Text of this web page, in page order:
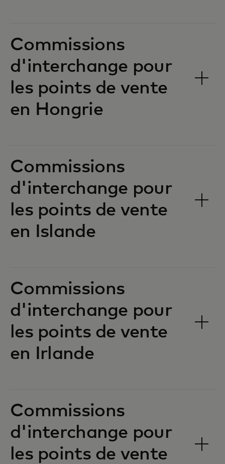
Commissions
d'interchange pour
les points de vente
en Hongrie‎‎
Commissions
d'interchange pour
les points de vente
en Islande‎‎
Commissions
d'interchange pour
les points de vente
en Irlande‎‎
Commissions
d'interchange pour
les points de vente